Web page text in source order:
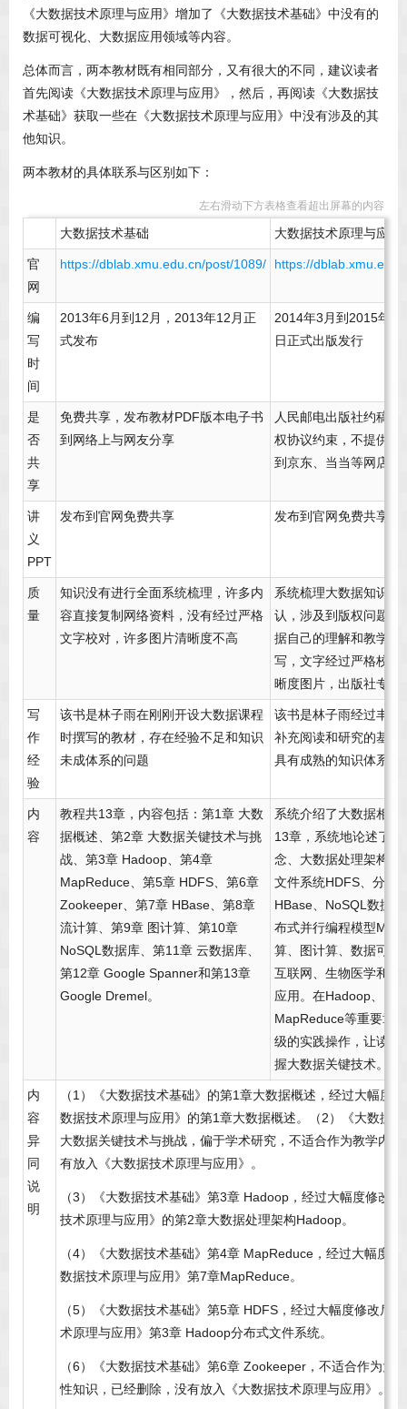
《大数据技术原理与应用》增加了《大数据技术基础》中没有的
数据可视化、大数据应用领域等内容。
总体而言，两本教材既有相同部分，又有很大的不同，建议读者
首先阅读《大数据技术原理与应用》，然后，再阅读《大数据技
术基础》获取一些在《大数据技术原理与应用》中没有涉及的其
他知识。
两本教材的具体联系与区别如下：
左右滑动下方表格查看超出屏幕的内容
大数据技术基础 大数据技术原理与应用
官
网
https://dblab.xmu.edu.cn/post/1089/ https://
编
写
时
间
2013年6月到12月，2013年12月正
式发布
2014年3月到2015年3
日正式出版发行
是
否
共
享
免费共享，发布教材PDF版本电子书
到网络上与网友分享
人民邮电出版社约稿并
权协议约束，不提供教
到京东、当当等网店购
讲
义
PPT
发布到官网免费共享 发布到官网免费共享
质
量
知识没有进行全面系统梳理，许多内
容直接复制网络资料，没有经过严格
文字校对，许多图片清晰度不高
系统梳理大数据知识，
认，涉及到版权问题，
据自己的理解和教学实
写，文字经过严格校对
晰度图片，出版社专业
写
作
经
验
该书是林子雨在刚刚开设大数据课程
时撰写的教材，存在经验不足和知识
未成体系的问题
该书是林子雨经过丰富
补充阅读和研究的基础
具有成熟的知识体系
内
容
教程共13章，内容包括：第1章 大数
据概述、第2章 大数据关键技术与挑
战、第3章 Hadoop、第4章
MapReduce、第5章 HDFS、第6章
Zookeeper、第7章 HBase、第8章
流计算、第9章 图计算、第10章
NoSQL数据库、第11章 云数据库、
第12章 Google Spanner和第13章
Google Dremel。
系统介绍了大数据相关
13章，系统地论述了
念、大数据处理架构
文件系统HDFS、分布
HBase、NoSQL数据
布式并行编程模型
算、图计算、数据可视
互联网、生物医学和物
应用。在Hadoop、
MapReduce等重要章
级的实践操作，让读者
握大数据关键技术。
内
容
异
同
说
明
（1）《大数据技术基础》的第1章大数据概述，经过大幅度
数据技术原理与应用》的第1章大数据概述。（2）《大数据
大数据关键技术与挑战，偏于学术研究，不适合作为教学内
有放入《大数据技术原理与应用》。
（3）《大数据技术基础》第3章 Hadoop，经过大幅度修改
技术原理与应用》的第2章大数据处理架构Hadoop。
（4）《大数据技术基础》第4章 MapReduce，经过大幅度
数据技术原理与应用》第7章MapReduce。
（5）《大数据技术基础》第5章 HDFS，经过大幅度修改后
术原理与应用》第3章 Hadoop分布式文件系统。
（6）《大数据技术基础》第6章 Zookeeper，不适合作为大
性知识，已经删除，没有放入《大数据技术原理与应用》。